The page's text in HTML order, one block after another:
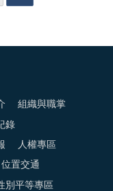
組織與職掌
錄
人權專區
位置交通
別平等專區